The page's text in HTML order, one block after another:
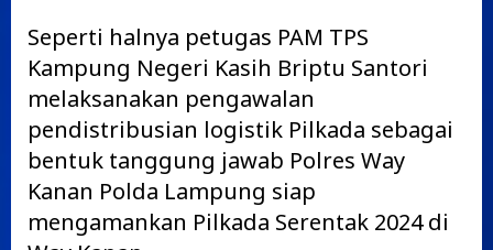
Seperti halnya petugas PAM TPS
Kampung Negeri Kasih Briptu Santori
melaksanakan pengawalan
pendistribusian logistik Pilkada sebagai
bentuk tanggung jawab Polres Way
Kanan Polda Lampung siap
mengamankan Pilkada Serentak 2024 di